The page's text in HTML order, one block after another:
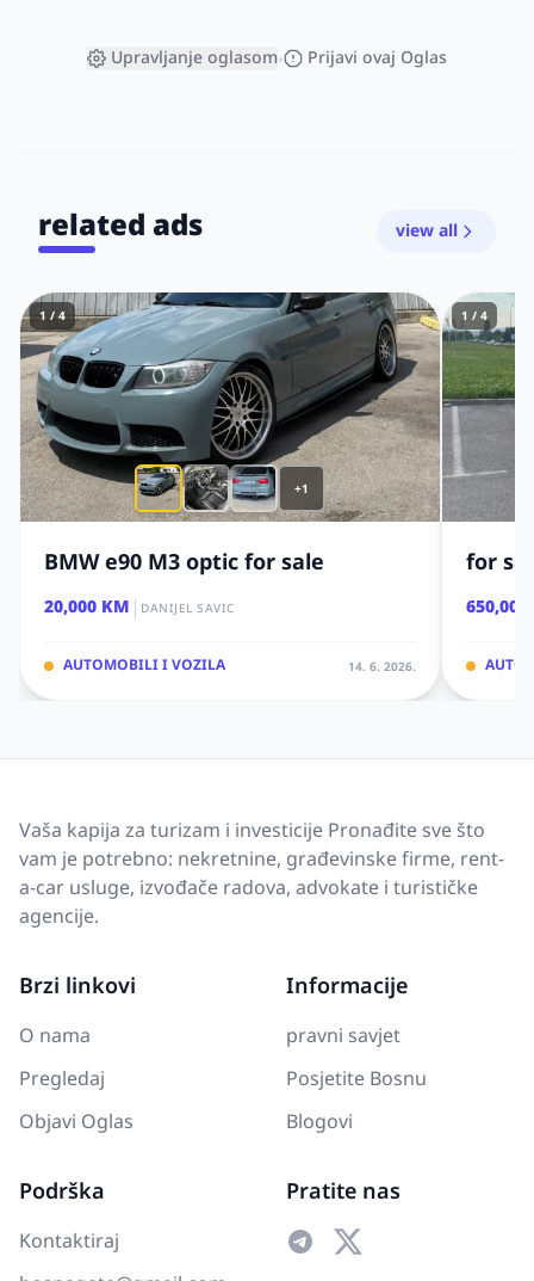
Upravljanje oglasom• Prijavi ovaj Oglas
related ads view all
+1
1 / 4
BMW e90 M3 optic for sale
20,000 KM| DANIJEL SAVIC
AUTOMOBILI I VOZILA 14. 6. 2026.
1 / 4
for
Vaša kapija za turizam i investicije Pronađite sve što
vam je potrebno: nekretnine, građevinske firme, rent-
a-car usluge, izvođače radova, advokate i turističke
agencije.
Brzi linkovi
O nama
Pregledaj
Objavi Oglas
Informacije
pravni savjet
Posjetite Bosnu
Blogovi
Podrška
Kontaktiraj
Pratite nas